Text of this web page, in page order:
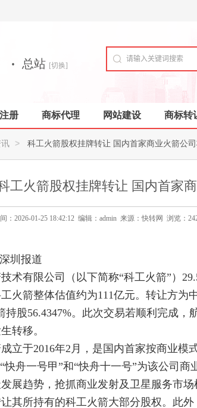
· 总站 [切换]
册 商标代理 网站建设 商标转
> 科工火箭股权挂牌转让 国内首家商业火箭公
工火箭股权挂牌转让 国内首家
：2026-01-25 18:42:12 编辑：admin 来源：快转网 浏览：
圳报道
术有限公司（以下简称“科工火箭”）
火箭整体估值约为111亿元。转让方为
持股56.4347%。此次交易若顺利完成，
转移。
立于2016年2月，是国内首家按商业模
快舟一号甲”和“快舟十一号”为该公司
展趋势，抢抓商业发射及卫星服务市场
其所持有的科工火箭大部分股权。此